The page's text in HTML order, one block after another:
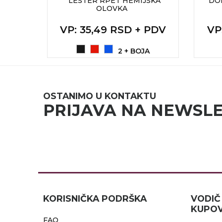
OLOVKA
VP: 35,49 RSD + PDV
2 + BOJA
VP
OSTANIMO U KONTAKTU
PRIJAVA NA
KORISNIČKA PODRŠKA
FAQ